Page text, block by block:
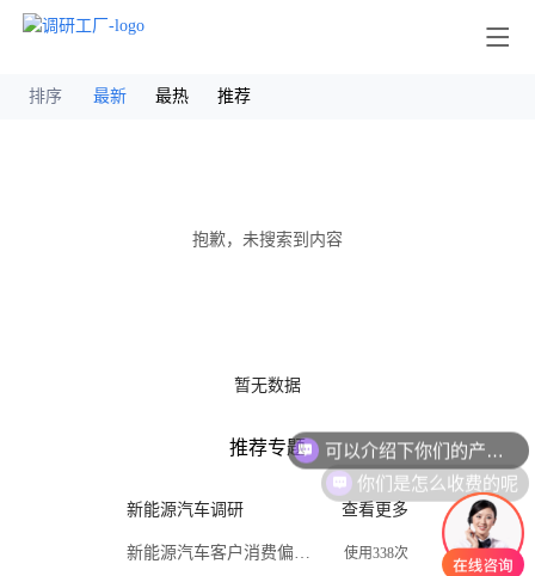
排序 最新 最热 推荐
抱歉，未搜索到内容
暂无数据
推荐专题
新能源汽车调研 查看更多
新能源汽车客户消费偏好调查问卷 使用338次
你们是怎么收费的呢